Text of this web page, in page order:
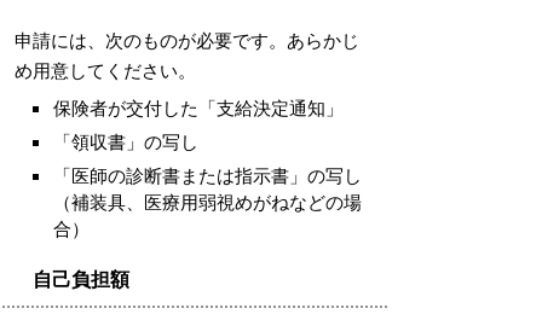
申請には、次のものが必要です。あらかじ
め用意してください。
保険者が交付した「支給決定通知」
「領収書」の写し
「医師の診断書または指示書」の写し
（補装具、医療用弱視めがねなどの場
合）
自己負担額